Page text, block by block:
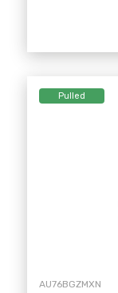
Pulled
AU76BGZMXN